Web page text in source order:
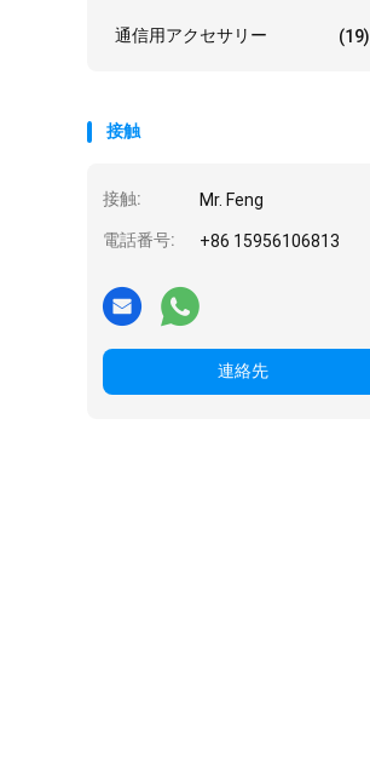
通信用アクセサリー (19)
接触
接触: Mr. Feng
電話番号: +86 15956106813
連絡先